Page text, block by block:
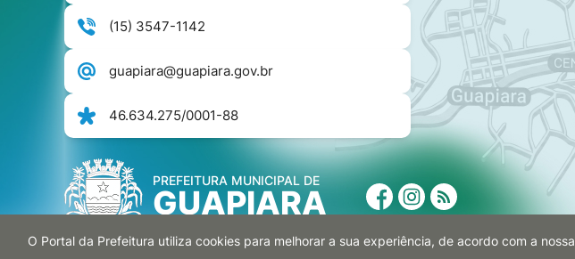
(15) 3547-1142
guapiara@guapiara.gov.br
46.634.275/0001-88
PREFEITURA MUNICIPAL DE
GUAPIARA
O Portal da Prefeitura utiliza cookies para melhorar a sua experiência, de acordo com a nossa